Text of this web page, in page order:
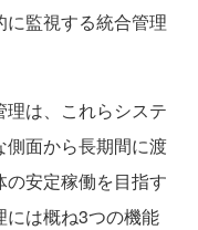
監視する統合管理
は、これらシステ
側面から長期間に渡
安定稼働を目指す
には概ね3つの機能